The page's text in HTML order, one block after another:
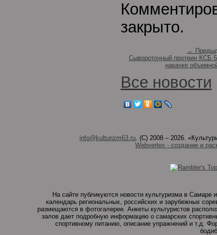
закрыто.
←
Сывороточный протеин КСБ
накачке
Все новости
info@kulturizm63.ru. (C) 2008 – 2026.
Webvertex - создание и
На сайте публикуются новости культуризма в
календарь региональных, российских и зарубежных
размещаются в фотогалерее. Анкеты культуристов
залов дает подробную информацию о самарских
спортивному питанию, описание упражнений и т.д.